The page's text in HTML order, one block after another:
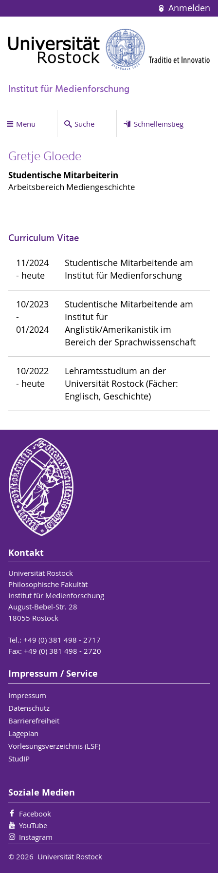
Anmelden
Institut für Medienforschung
Menü Suche Schnelleinstieg
Gretje Gloede
Studentische Mitarbeiterin
Arbeitsbereich Mediengeschichte
Curriculum Vitae
11/2024
- heute
Studentische Mitarbeitende am
Institut für Medienforschung
10/2023
-
01/2024
Studentische Mitarbeitende am
Institut für
Anglistik/Amerikanistik im
Bereich der Sprachwissenschaft
10/2022
- heute
Lehramtsstudium an der
Universität Rostock (Fächer:
Englisch, Geschichte)
Kontakt
Universität Rostock
Philosophische Fakultät
Institut für Medienforschung
August-Bebel-Str. 28
18055 Rostock
Tel.: +49 (0) 381 498 - 2717
Fax: +49 (0) 381 498 - 2720
Impressum / Service
Impressum
Datenschutz
Barrierefreiheit
Lageplan
Vorlesungsverzeichnis (LSF)
StudIP
Soziale Medien
Facebook
YouTube
Instagram
© 2026 Universität Rostock